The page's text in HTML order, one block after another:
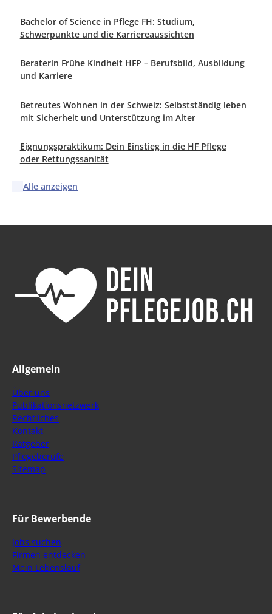
Bachelor of Science in Pflege FH: Studium,
Schwerpunkte und die Karriereaussichten
Beraterin Frühe Kindheit HFP – Berufsbild, Ausbildung
und Karriere
Betreutes Wohnen in der Schweiz: Selbstständig leben
mit Sicherheit und Unterstützung im Alter
Eignungspraktikum: Dein Einstieg in die HF Pflege
oder Rettungssanität
Alle anzeigen
Allgemein
Über uns
Publikationsnetzwerk
Rechtliches
Kontakt
Ratgeber
Pflegeberufe
Sitemap
Für Bewerbende
Jobs suchen
Firmen entdecken
Mein Lebenslauf